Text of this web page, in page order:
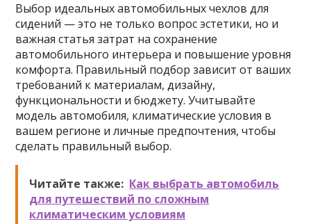
Выбор идеальных автомобильных чехлов для
сидений — это не только вопрос эстетики, но и
важная статья затрат на сохранение
автомобильного интерьера и повышение уровня
комфорта. Правильный подбор зависит от ваших
требований к материалам, дизайну,
функциональности и бюджету. Учитывайте
модель автомобиля, климатические условия в
вашем регионе и личные предпочтения, чтобы
сделать правильный выбор.
Читайте также: Как выбрать автомобиль
для путешествий по сложным
климатическим условиям